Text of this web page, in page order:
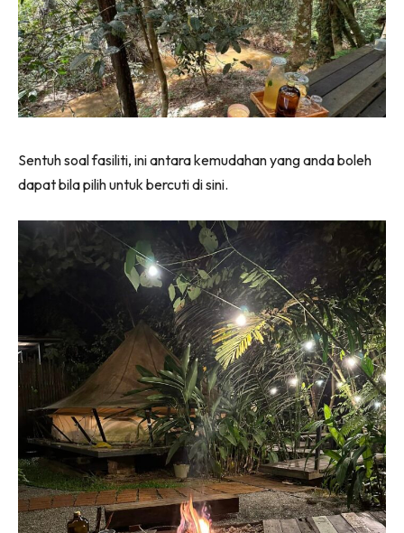
Sentuh soal fasiliti, ini antara kemudahan yang anda boleh
dapat bila pilih untuk bercuti di sini.